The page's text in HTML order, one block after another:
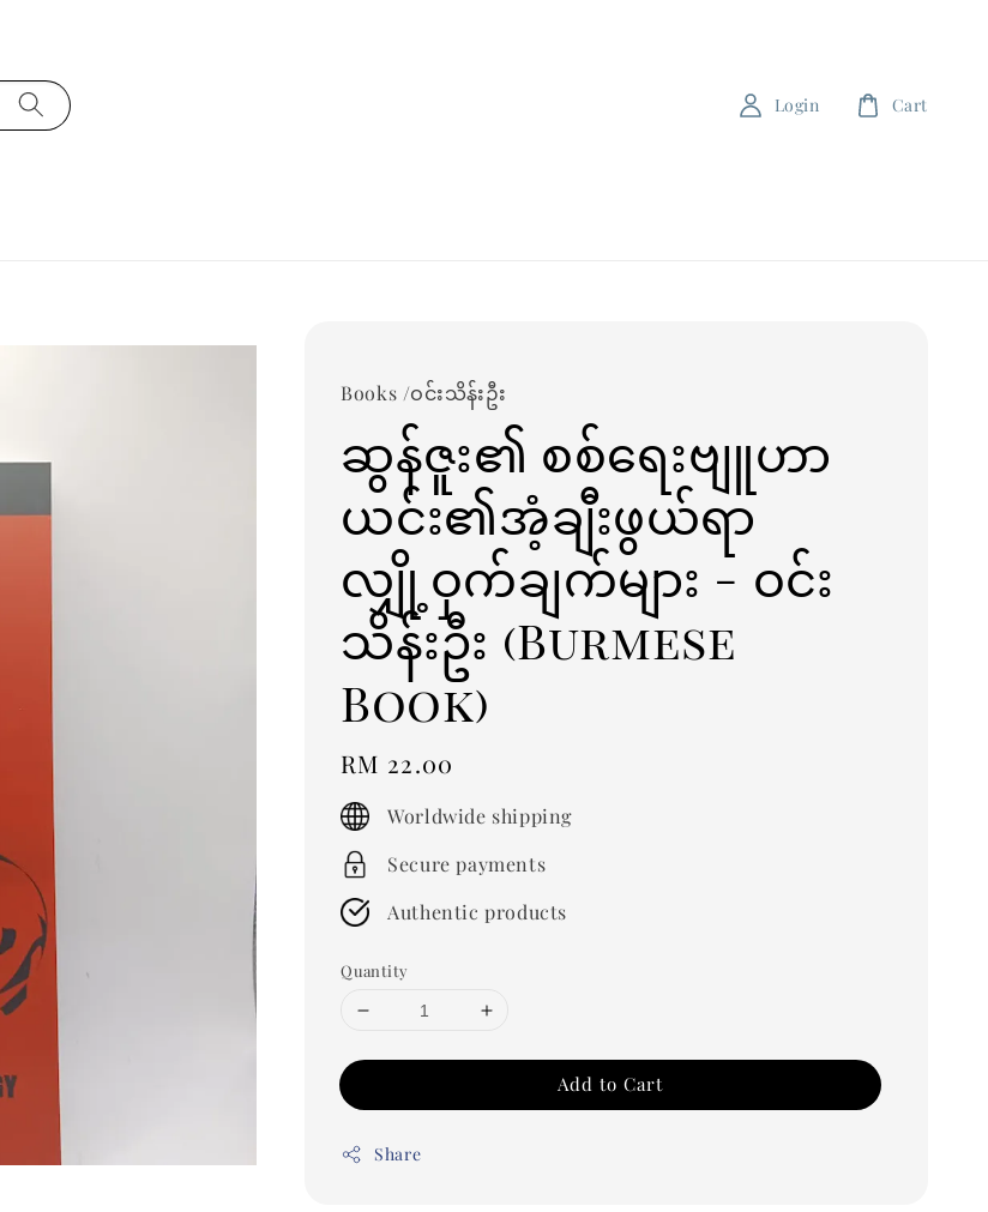
Login Cart
Books /ဝင်းသိန်းဦး
ဆွန်ဇူး၏ စစ်ရေးဗျူဟာ
ယင်း၏အံ့ချီးဖွယ်ရာ
လျှို့ဝှက်ချက်များ - ဝင်း
သိန်းဦး (Burmese
Book)
Regular
price
RM 22.00
Worldwide shipping
Secure payments
Authentic products
Quantity
Add to Cart
Share